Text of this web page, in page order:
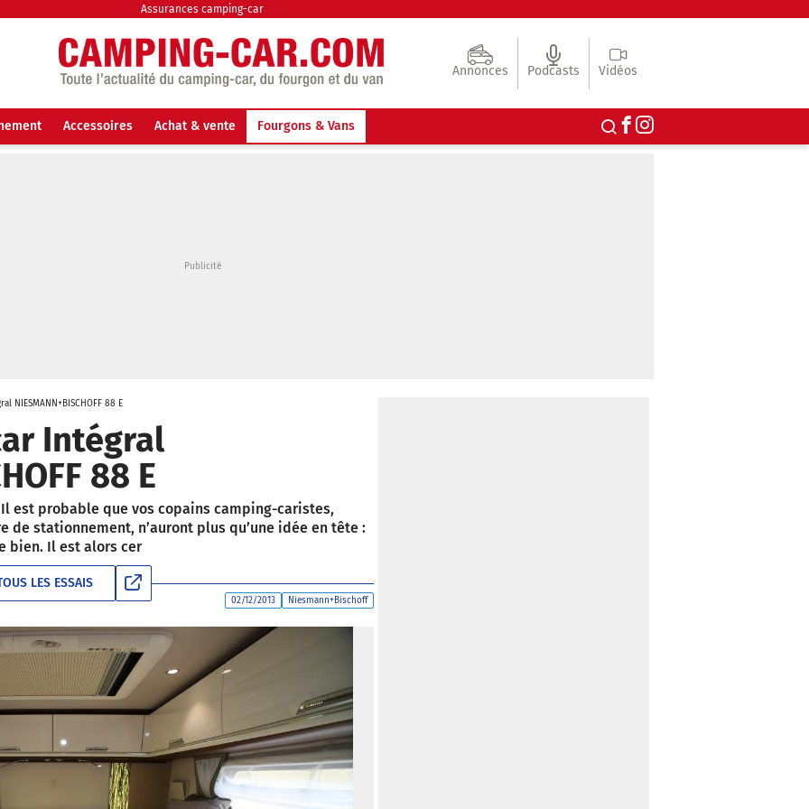
Assurances camping-car
Annonces Podcasts Vidéos
Accessoires Achat & vente Fourgons & Vans
NIESMANN+BISCHOFF 88 E
Intégral
88 E
est probable que vos copains camping-caristes,
de stationnement, n’auront plus qu’une idée en tête :
bien. Il est alors cer
LES ESSAIS
02/12/2013 Niesmann+Bischoff